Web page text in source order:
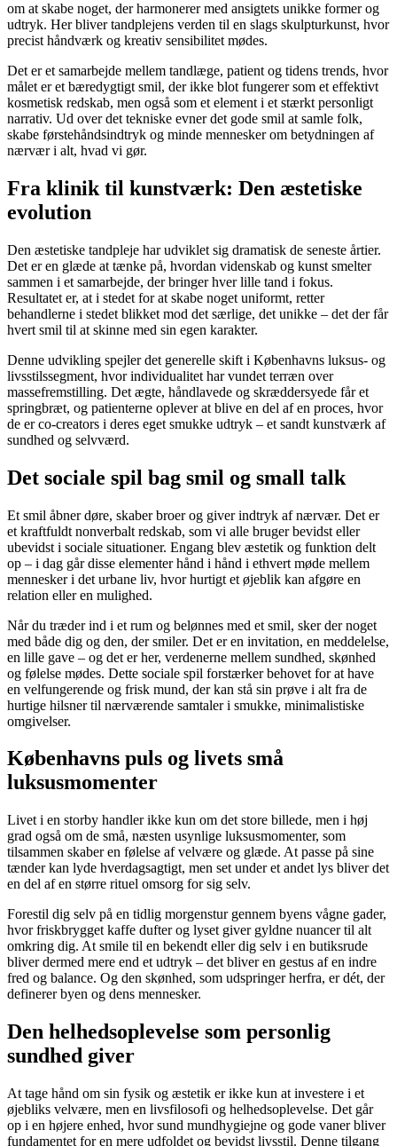
om at skabe noget, der harmonerer med ansigtets unikke former og
udtryk. Her bliver tandplejens verden til en slags skulpturkunst, hvor
precist håndværk og kreativ sensibilitet mødes.
Det er et samarbejde mellem tandlæge, patient og tidens trends, hvor
målet er et bæredygtigt smil, der ikke blot fungerer som et effektivt
kosmetisk redskab, men også som et element i et stærkt personligt
narrativ. Ud over det tekniske evner det gode smil at samle folk,
skabe førstehåndsindtryk og minde mennesker om betydningen af
nærvær i alt, hvad vi gør.
Fra klinik til kunstværk: Den æstetiske
evolution
Den æstetiske tandpleje har udviklet sig dramatisk de seneste årtier.
Det er en glæde at tænke på, hvordan videnskab og kunst smelter
sammen i et samarbejde, der bringer hver lille tand i fokus.
Resultatet er, at i stedet for at skabe noget uniformt, retter
behandlerne i stedet blikket mod det særlige, det unikke – det der får
hvert smil til at skinne med sin egen karakter.
Denne udvikling spejler det generelle skift i Københavns luksus- og
livsstilssegment, hvor individualitet har vundet terræn over
massefremstilling. Det ægte, håndlavede og skræddersyede får et
springbræt, og patienterne oplever at blive en del af en proces, hvor
de er co-creators i deres eget smukke udtryk – et sandt kunstværk af
sundhed og selvværd.
Det sociale spil bag smil og small talk
Et smil åbner døre, skaber broer og giver indtryk af nærvær. Det er
et kraftfuldt nonverbalt redskab, som vi alle bruger bevidst eller
ubevidst i sociale situationer. Engang blev æstetik og funktion delt
op – i dag går disse elementer hånd i hånd i ethvert møde mellem
mennesker i det urbane liv, hvor hurtigt et øjeblik kan afgøre en
relation eller en mulighed.
Når du træder ind i et rum og belønnes med et smil, sker der noget
med både dig og den, der smiler. Det er en invitation, en meddelelse,
en lille gave – og det er her, verdenerne mellem sundhed, skønhed
og følelse mødes. Dette sociale spil forstærker behovet for at have
en velfungerende og frisk mund, der kan stå sin prøve i alt fra de
hurtige hilsner til nærværende samtaler i smukke, minimalistiske
omgivelser.
Københavns puls og livets små
luksusmomenter
Livet i en storby handler ikke kun om det store billede, men i høj
grad også om de små, næsten usynlige luksusmomenter, som
tilsammen skaber en følelse af velvære og glæde. At passe på sine
tænder kan lyde hverdagsagtigt, men set under et andet lys bliver det
en del af en større rituel omsorg for sig selv.
Forestil dig selv på en tidlig morgenstur gennem byens vågne gader,
hvor friskbrygget kaffe dufter og lyset giver gyldne nuancer til alt
omkring dig. At smile til en bekendt eller dig selv i en butiksrude
bliver dermed mere end et udtryk – det bliver en gestus af en indre
fred og balance. Og den skønhed, som udspringer herfra, er dét, der
definerer byen og dens mennesker.
Den helhedsoplevelse som personlig
sundhed giver
At tage hånd om sin fysik og æstetik er ikke kun at investere i et
øjebliks velvære, men en livsfilosofi og helhedsoplevelse. Det går
op i en højere enhed, hvor sund mundhygiejne og gode vaner bliver
fundamentet for en mere udfoldet og bevidst livsstil. Denne tilgang